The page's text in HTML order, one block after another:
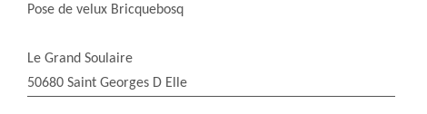
Pose de velux Bricquebosq
Le Grand Soulaire
50680 Saint Georges D Elle